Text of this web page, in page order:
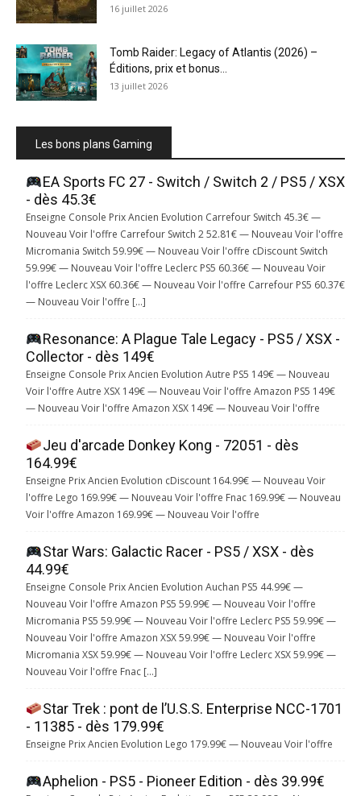
16 juillet 2026
Tomb Raider: Legacy of Atlantis (2026) –
Éditions, prix et bonus...
13 juillet 2026
Les bons plans Gaming
EA Sports FC 27 - Switch / Switch 2 / PS5 / XSX
- dès 45.3€
Enseigne Console Prix Ancien Evolution Carrefour Switch 45.3€ —
Nouveau Voir l'offre Carrefour Switch 2 52.81€ — Nouveau Voir l'offre
Micromania Switch 59.99€ — Nouveau Voir l'offre cDiscount Switch
59.99€ — Nouveau Voir l'offre Leclerc PS5 60.36€ — Nouveau Voir
l'offre Leclerc XSX 60.36€ — Nouveau Voir l'offre Carrefour PS5 60.37€
— Nouveau Voir l'offre […]
Resonance: A Plague Tale Legacy - PS5 / XSX -
Collector - dès 149€
Enseigne Console Prix Ancien Evolution Autre PS5 149€ — Nouveau
Voir l'offre Autre XSX 149€ — Nouveau Voir l'offre Amazon PS5 149€
— Nouveau Voir l'offre Amazon XSX 149€ — Nouveau Voir l'offre
Jeu d'arcade Donkey Kong - 72051 - dès
164.99€
Enseigne Prix Ancien Evolution cDiscount 164.99€ — Nouveau Voir
l'offre Lego 169.99€ — Nouveau Voir l'offre Fnac 169.99€ — Nouveau
Voir l'offre Amazon 169.99€ — Nouveau Voir l'offre
Star Wars: Galactic Racer - PS5 / XSX - dès
44.99€
Enseigne Console Prix Ancien Evolution Auchan PS5 44.99€ —
Nouveau Voir l'offre Amazon PS5 59.99€ — Nouveau Voir l'offre
Micromania PS5 59.99€ — Nouveau Voir l'offre Leclerc PS5 59.99€ —
Nouveau Voir l'offre Amazon XSX 59.99€ — Nouveau Voir l'offre
Micromania XSX 59.99€ — Nouveau Voir l'offre Leclerc XSX 59.99€ —
Nouveau Voir l'offre Fnac […]
Star Trek : pont de l’U.S.S. Enterprise NCC-1701
- 11385 - dès 179.99€
Enseigne Prix Ancien Evolution Lego 179.99€ — Nouveau Voir l'offre
Aphelion - PS5 - Pioneer Edition - dès 39.99€